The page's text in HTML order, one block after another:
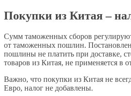
Покупки из Китая –
Сумм таможенных сборов
от таможенных пошлин.
пошлины не платить при доставке,
товаров из Китая, не применяется в
Важно, что покупки из Китая не
Евро, налог не добавлены.